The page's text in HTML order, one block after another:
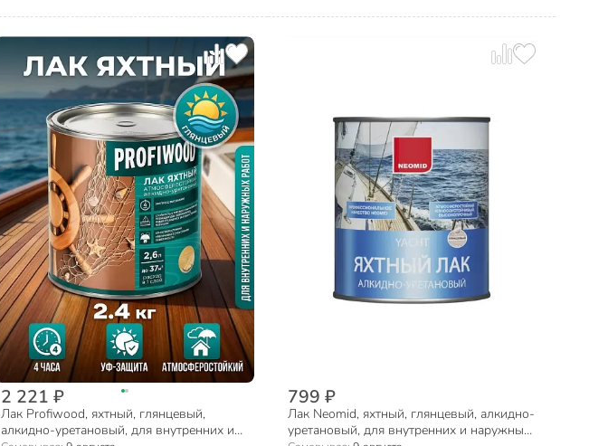
2 221 ₽
Лак Profiwood, яхтный, глянцевый,
алкидно-уретановый, для внутренних и
799 ₽
Лак Neomid, яхтный, глянцевый, алкидно-
уретановый, для внутренних и наружных